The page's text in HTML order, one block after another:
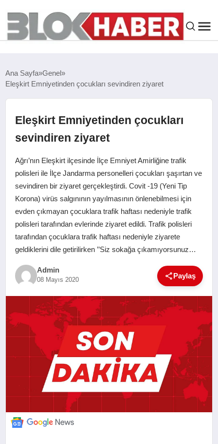
SIYASET
ÇEVRE
SPOR
EKONOMI
SAĞLIK
SANAT
Ana Sayfa Genel
Eleşkirt Emniyetinden çocukları sevindiren ziyaret
Eleşkirt Emniyetinden çocukları
sevindiren ziyaret
Ağrı’nın Eleşkirt ilçesinde İlçe Emniyet Amirliğine trafik
polisleri ile İlçe Jandarma personelleri çocukları şaşırtan ve
sevindiren bir ziyaret gerçekleştirdi. Covit -19 (Yeni Tip
Korona) virüs salgınının yayılmasının önlenebilmesi için
evden çıkmayan çocuklara trafik haftası nedeniyle trafik
polisleri tarafından evlerinde ziyaret edildi. Trafik polisleri
tarafından çocuklara trafik haftası nedeniyle ziyarete
geldiklerini dile getirilirken ’’Siz sokağa çıkamıyorsunuz…
Admin
08 Mayıs 2020 Paylaş